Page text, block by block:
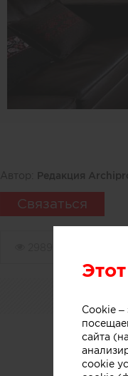
Автор: Редакция
Связаться
Cookie
сайта
cookie